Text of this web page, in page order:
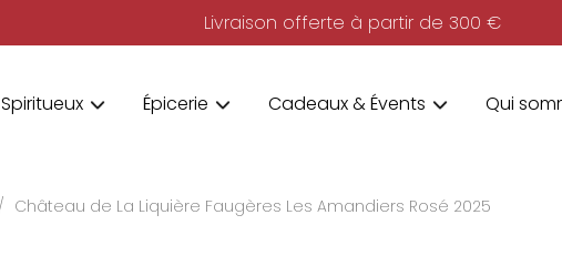
Livraison offerte à partir de 300 €
Spiritueux Épicerie Cadeaux & Évents Qui
Château de La Liquière Faugères Les Amandiers Rosé 2025